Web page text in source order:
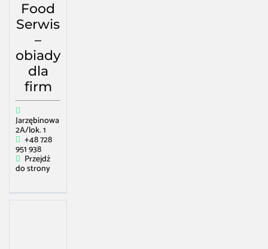
Food
Serwis
–
obiady
dla
firm
Jarzębinowa
2A/lok. 1
+48 728
951 938
Przejdź
do strony